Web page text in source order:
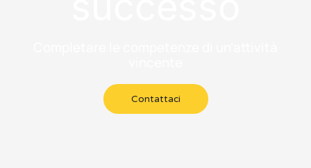
Contattaci